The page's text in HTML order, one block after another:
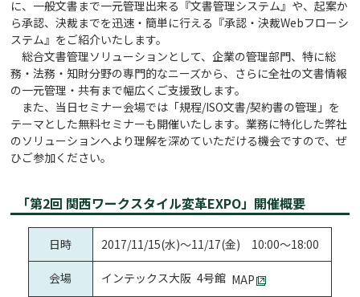
に、一般文書まで一元管理出来る『文書管理システム』や、起案か
ら承認、決裁までを迅速・簡単に行える『承認・決裁Webフローシ
ステム』をご紹介いたします。
総合文書管理ソリューションとして、企業の管理部門、特に総
務・法務・知財分野の専門的なニーズから、さらに全社の文書情報
の一元管理・共有まで幅広くご支援致します。
また、当日セミナー会場では「規程/ISO文書/契約書の管理」を
テーマとした無料セミナーも開催いたします。業務に特化した弊社
のソリューションへより理解を深めていただける機会ですので、ぜ
ひご参加ください。
「第2回 関西ワークスタイル変革EXPO」開催概要
日時 2017/11/15(水)～11/17(金) 10:00～18:00
会場 インテックス大阪 4号館 MAP